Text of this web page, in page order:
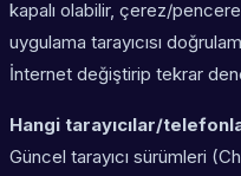
kapalı olabilir, çerez/
uygulama tarayıcısı
İnternet değiştirip tekrar
Hangi tarayıcılar/
Güncel tarayıcı sürümleri